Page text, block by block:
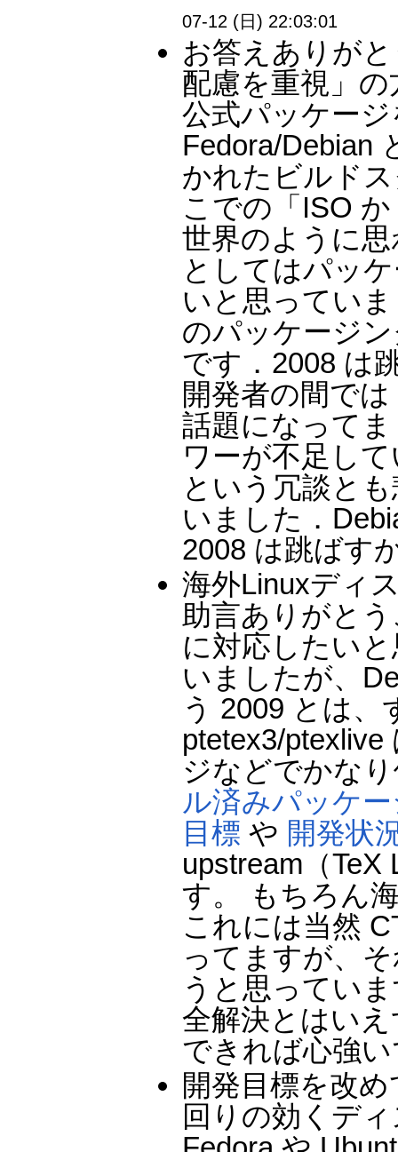
07-12 (日) 22:03:01
お答えありが
配慮を重視」
公式パッケー
Fedora/Debian
かれたビルド
こでの「ISO
世界のように
としてはパッ
いと思ってい
のパッケージ
です．2008 は
開発者の間で
話題になって
ワーが不足し
という冗談と
いました．
2008 は跳ばす
海外Linuxディ
助言ありがと
に対応したい
いましたが、
う 2009 とは、
ptetex3/ptexlive
ジなどでかな
ル済みパッケ
目標 や 開発状
upstream（
す。 もちろん
これには当然
ってますが、
うと思ってい
全解決とはい
できれば心強
開発目標を改
回りの効くデ